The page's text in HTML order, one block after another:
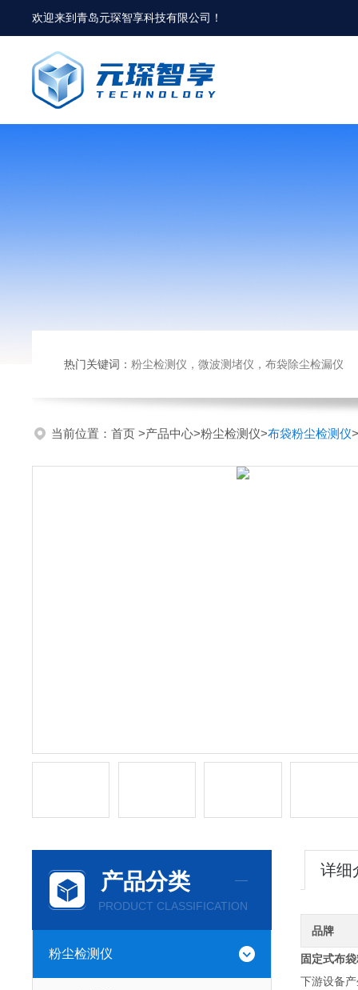
欢迎来到青岛元琛智享科技有限公司 ！
热门关键词： 粉尘检测仪，微波测堵仪，布袋除尘检漏仪
当前位置： 首页 >产品中心>粉尘检测仪>布袋粉尘检测仪
产品分类
PRODUCT CLASSIFICATION
粉尘检测仪
详细
品牌
固定式布
下游设备